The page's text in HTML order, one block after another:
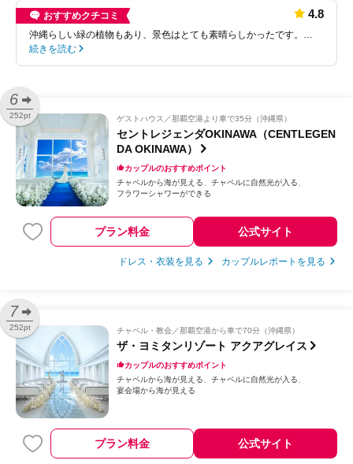
おすすめクチコミ 4.8
沖縄らしい緑の植物もあり、景色はとても素晴らしかったです。…
続きを読む
6
252pt ゲストハウス 那覇空港より車で35分（沖縄県）
セントレジェンダOKINAWA（CENTLEGEN
DA OKINAWA）
カップルのおすすめポイント
チャペルから海が見える
チャペルに自然光が入る
フラワーシャワーができる
プラン料金 公式サイト
ドレス・衣装を見る カップルレポートを見る
7
252pt チャペル・教会 那覇空港から車で70分（沖縄県）
ザ・ヨミタンリゾート アクアグレイス
カップルのおすすめポイント
チャペルから海が見える
チャペルに自然光が入る
宴会場から海が見える
プラン料金 公式サイト